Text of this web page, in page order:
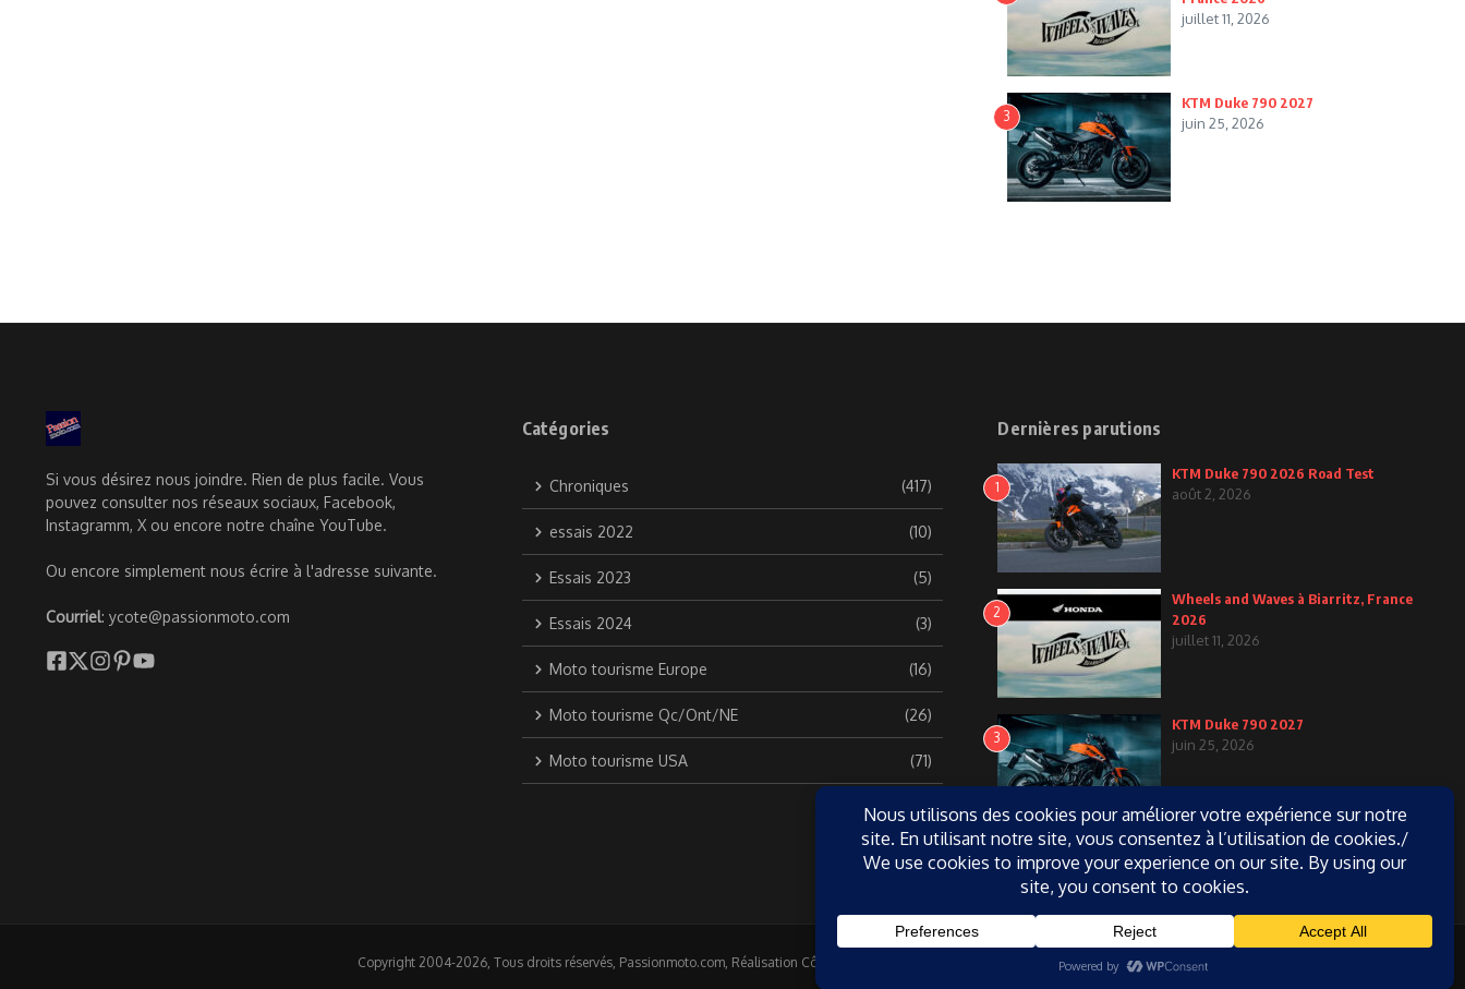
juillet 11, 2026
3
KTM Duke 790 2027
juin 25, 2026
Si vous désirez nous joindre. Rien de plus facile. Vous
pouvez consulter nos réseaux sociaux, Facebook,
Instagramm, X ou encore notre chaîne YouTube.
Ou encore simplement nous écrire à l'adresse suivante.
Courriel: ycote@passionmoto.com
Catégories
Chroniques (417)
essais 2022 (10)
Essais 2023 (5)
Essais 2024 (3)
Moto tourisme Europe (16)
Moto tourisme Qc/Ont/NE (26)
Moto tourisme USA (71)
Dernières parutions
1
KTM Duke 790 2026 Road Test
août 2, 2026
2
Wheels and Waves à Biarritz, France
2026
juillet 11, 2026
3
KTM Duke 790 2027
juin 25, 2026
Copyright 2004-2026, Tous droits réservés, Passionmoto.com, Réalisation Côté Interactif | Réalisé par Magazine d'actualités X